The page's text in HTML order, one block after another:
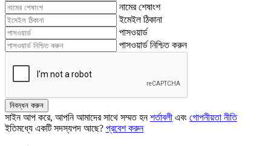
নামের শেষাংশ
ইমেইল ঠিকানা
পাসওয়ার্ড
পাসওয়ার্ড নিশ্চিত করুন
নিবন্ধন করুন
সাইন আপ করে, আপনি আমাদের সাথে সম্মত হন শর্তাবলী এবং গোপনীয়তা নীতি
ইতিমধ্যে একটি সদস্যপদ আছে? প্রবেশ করুন